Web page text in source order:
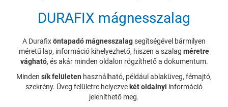
DURAFIX mágnesszalag
A Durafixöntapadó mágnesszalagsegítségével bármilyen
méretű lap, információ kihelyezhető, hiszen a szalag méretre
vágható, és akár minden oldalon rögzíthető a dokumentum.
Minden sík felületen használható, például ablaküveg, fémajtó,
szekrény. Üveg felületre helyezvekét oldalnyi információ
jeleníthető meg.